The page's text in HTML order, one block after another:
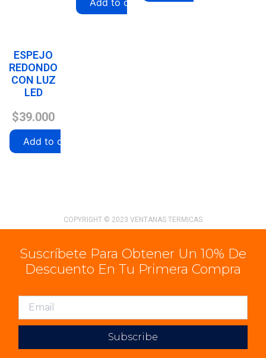
Add to cart
ESPEJO
REDONDO
CON LUZ
LED
$39.000
Add to cart
COPYRIGHT © 2023 VENTANAS TERMICAS
Suscríbete Para Obtener Un 10% De
Descuento En Tu Primera Compra
Subscribe